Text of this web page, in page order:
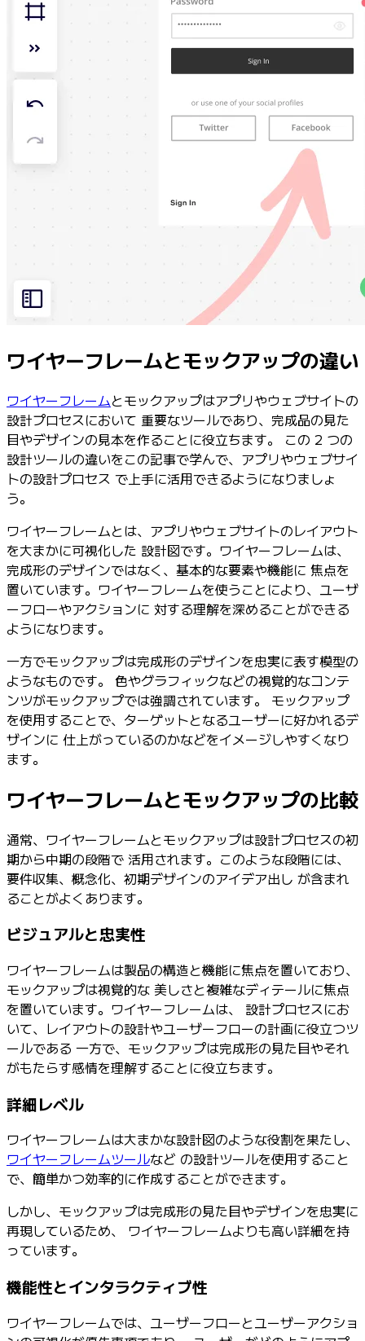
Reforge Learning
コミュニティーとサポート
ヘルプセンター
イベント
コミュニティー
ブログ
パートナーとサービス
Miro プロフェッショナル サービス
ソリューション パートナー
料金プラン
ワイヤーフレームとモックアップの違い
ワイヤーフレームとモックアップはアプリやウェブサイトの
設計プロセスにおいて 重要なツールであり、完成品の見た
目やデザインの見本を作ることに役立ちます。 この 2 つの
設計ツールの違いをこの記事で学んで、アプリやウェブサイ
トの設計プロセス で上手に活用できるようになりましょ
う。
ワイヤーフレームとは、アプリやウェブサイトのレイアウト
を大まかに可視化した 設計図です。ワイヤーフレームは、
完成形のデザインではなく、基本的な要素や機能に 焦点を
置いています。ワイヤーフレームを使うことにより、ユーザ
ーフローやアクションに 対する理解を深めることができる
ようになります。
一方でモックアップは完成形のデザインを忠実に表す模型の
ようなものです。 色やグラフィックなどの視覚的なコンテ
ンツがモックアップでは強調されています。 モックアップ
を使用することで、ターゲットとなるユーザーに好かれるデ
ザインに 仕上がっているのかなどをイメージしやすくなり
ます。
ワイヤーフレームとモックアップの比較
通常、ワイヤーフレームとモックアップは設計プロセスの初
期から中期の段階で 活用されます。このような段階には、
要件収集、概念化、初期デザインのアイデア出し が含まれ
ることがよくあります。
ビジュアルと忠実性
ワイヤーフレームは製品の構造と機能に焦点を置いており、
モックアップは視覚的な 美しさと複雑なディテールに焦点
を置いています。ワイヤーフレームは、 設計プロセスにお
いて、レイアウトの設計やユーザーフローの計画に役立つツ
ールである 一方で、モックアップは完成形の見た目やそれ
がもたらす感情を理解することに役立ちます。
詳細レベル
ワイヤーフレームは大まかな設計図のような役割を果たし、
ワイヤーフレームツールなど の設計ツールを使用すること
で、簡単かつ効率的に作成することができます。
しかし、モックアップは完成形の見た目やデザインを忠実に
再現しているため、 ワイヤーフレームよりも高い詳細を持
っています。
機能性とインタラクティブ性
ワイヤーフレームでは、ユーザーフローとユーザーアクショ